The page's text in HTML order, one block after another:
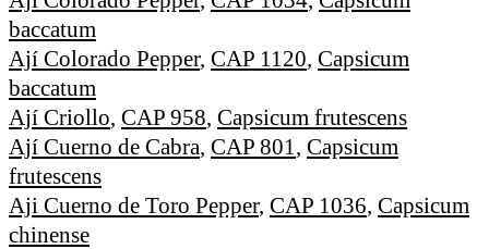
baccatum
Ají Colorado Pepper, CAP 1120, Capsicum
baccatum
Ají Criollo, CAP 958, Capsicum frutescens
Ají Cuerno de Cabra, CAP 801, Capsicum
frutescens
Aji Cuerno de Toro Pepper, CAP 1036, Capsicum
chinense